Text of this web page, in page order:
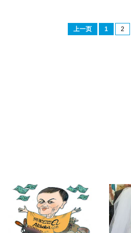
上一页 1 2